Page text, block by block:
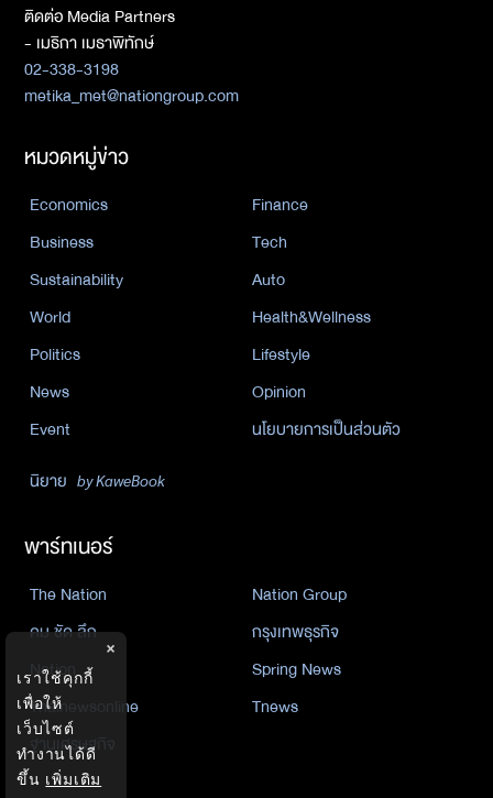
ติดต่อ Media Partners
- เมธิกา เมธาพิทักษ์
02-338-3198
metika_met@nationgroup.com
หมวดหมู่ข่าว
Economics
Finance
Business
Tech
Sustainability
Auto
World
Health&Wellness
Politics
Lifestyle
News
Opinion
Event
นโยบายการเป็นส่วนตัว
นิยาย by KaweBook
พาร์ทเนอร์
The Nation
Nation Group
คม ชัด ลึก
กรุงเทพธุรกิจ
Nation
Spring News
Thainewsonline
Tnews
ฐานเศรษฐกิจ
×
เราใช้คุกกี้
เพื่อให้
เว็บไซต์
ทำงานได้ดี
ขึ้น เพิ่มเติม